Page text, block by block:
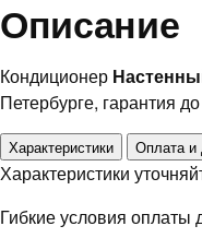
Описание
Кондиционер
Петербурге, гарантия
Характеристики Оплата и
Характеристики
Гибкие условия оплаты